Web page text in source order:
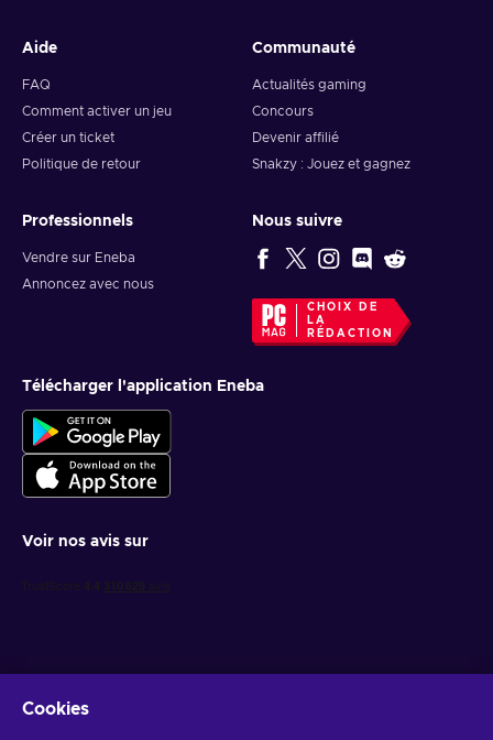
Aide
FAQ
Comment activer un jeu
Créer un ticket
Politique de retour
Communauté
Actualités gaming
Concours
Devenir affilié
Snakzy : Jouez et gagnez
Professionnels
Vendre sur Eneba
Annoncez avec nous
Nous suivre
CHOIX DE
LA
RÉDACTION
Télécharger l'application Eneba
Voir nos avis sur
Cookies